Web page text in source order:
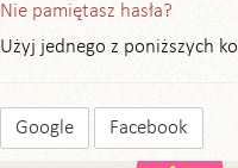
Nie pamiętasz hasła?
Użyj jednego z poniższych
Google Facebook